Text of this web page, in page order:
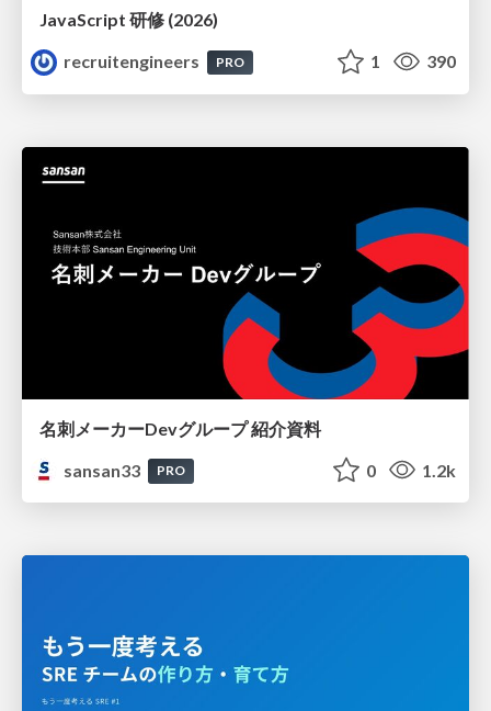
JavaScript 研修 (2026)
recruitengineers
PRO 1 390
名刺メーカーDevグループ 紹介資料
sansan33
PRO 0 1.2k